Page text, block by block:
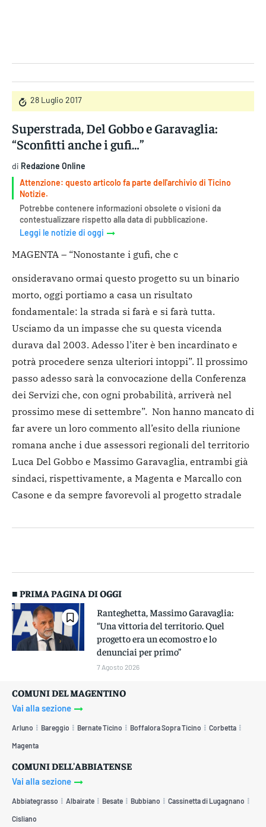
28 Luglio 2017
Superstrada, Del Gobbo e Garavaglia:
“Sconfitti anche i gufi…”
di Redazione Online
Attenzione: questo articolo fa parte dell'archivio di Ticino
Notizie.
Potrebbe contenere informazioni obsolete o visioni da
contestualizzare rispetto alla data di pubblicazione.
Leggi le notizie di oggi
MAGENTA – “Nonostante i gufi, che c
onsideravano ormai questo progetto su un binario
morto, oggi portiamo a casa un risultato
fondamentale: la strada si farà e si farà tutta.
Usciamo da un impasse che su questa vicenda
durava dal 2003. Adesso l’iter è ben incardinato e
potrà procedere senza ulteriori intoppi”. Il prossimo
passo adesso sarà la convocazione della Conferenza
dei Servizi che, con ogni probabilità, arriverà nel
prossimo mese di settembre”. Non hanno mancato di
far avere un loro commento all’esito della riunione
romana anche i due assessori regionali del territorio
Luca Del Gobbo e Massimo Garavaglia, entrambi già
sindaci, rispettivamente, a Magenta e Marcallo con
Casone e da sempre favorevoli al progetto stradale
■ PRIMA PAGINA DI OGGI
Ranteghetta, Massimo Garavaglia:
“Una vittoria del territorio. Quel
progetto era un ecomostro e lo
denunciai per primo”
7 Agosto 2026
COMUNI DEL MAGENTINO
Vai alla sezione
Arluno Bareggio Bernate Ticino Boffalora Sopra Ticino Corbetta
Magenta
COMUNI DELL'ABBIATENSE
Vai alla sezione
Abbiategrasso Albairate Besate Bubbiano Cassinetta di Lugagnano
Cisliano